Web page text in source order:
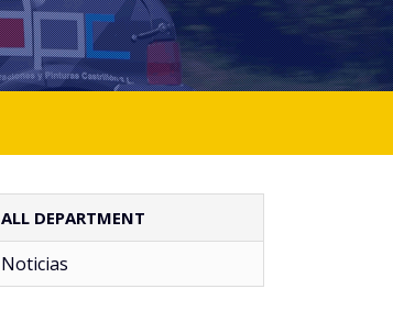
ALL DEPARTMENT
Noticias